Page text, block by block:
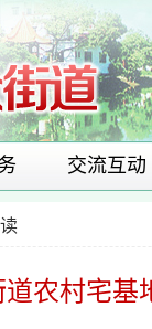
交流互动
道农村宅